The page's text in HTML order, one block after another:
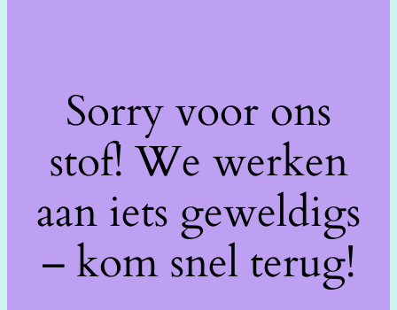
Sorry voor ons
stof! We werken
aan iets geweldigs
– kom snel terug!